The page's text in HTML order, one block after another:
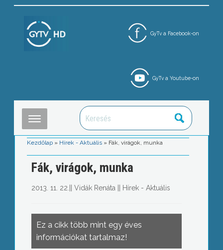
GyTv a Facebook-on
GyTv a Youtube-on
Kezdőlap » Hírek - Aktuális » Fák, virágok, munka
Fák, virágok, munka
2013. 11. 22. Vidák Renáta Hírek - Aktuális
Ez a cikk több mint egy éves
információkat tartalmaz!